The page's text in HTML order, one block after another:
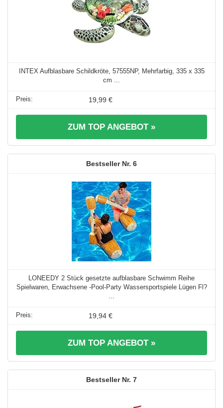
INTEX Aufblasbare Schildkröte, 57555NP, Mehrfarbig, 335 x 335
cm ...
19,99 €
ZUM TOP ANGEBOT »
6
LONEEDY 2 Stück gesetzte aufblasbare Schwimm Reihe
Spielwaren, Erwachsene -Pool-Party Wassersportspiele Lügen Fl?
...
19,94 €
ZUM TOP ANGEBOT »
7